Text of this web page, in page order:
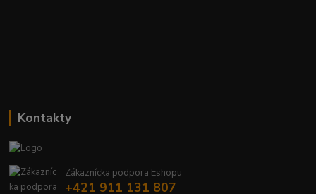
Kontakty
Zákaznícka podpora Eshopu
+421 911 131 807